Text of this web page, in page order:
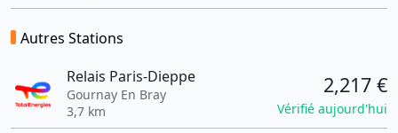
Autres Stations
Relais Paris-Dieppe
Gournay En Bray
3,7 km
2,217 €
Vérifié aujourd'hui